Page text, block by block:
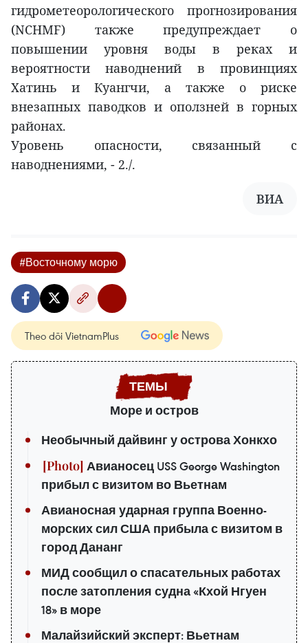
гидрометеорологического прогнозирования
(NCHMF) также предупреждает о
повышении уровня воды в реках и
вероятности наводнений в провинциях
Хатинь и Куангчи, а также о риске
внезапных паводков и оползней в горных
районах.
Уровень опасности, связанный с
наводнениями, - 2./.
ВИА
#Восточному морю
Theo dõi VietnamPlus
Море и остров
Необычный дайвинг у острова Хонкхо
Авианосец USS George Washington
прибыл с визитом во Вьетнам
Авианосная ударная группа Военно-
морских сил США прибыла с визитом в
город Дананг
МИД сообщил о спасательных работах
после затопления судна «Кхой Нгуен
18» в море
Малайзийский эксперт: Вьетнам